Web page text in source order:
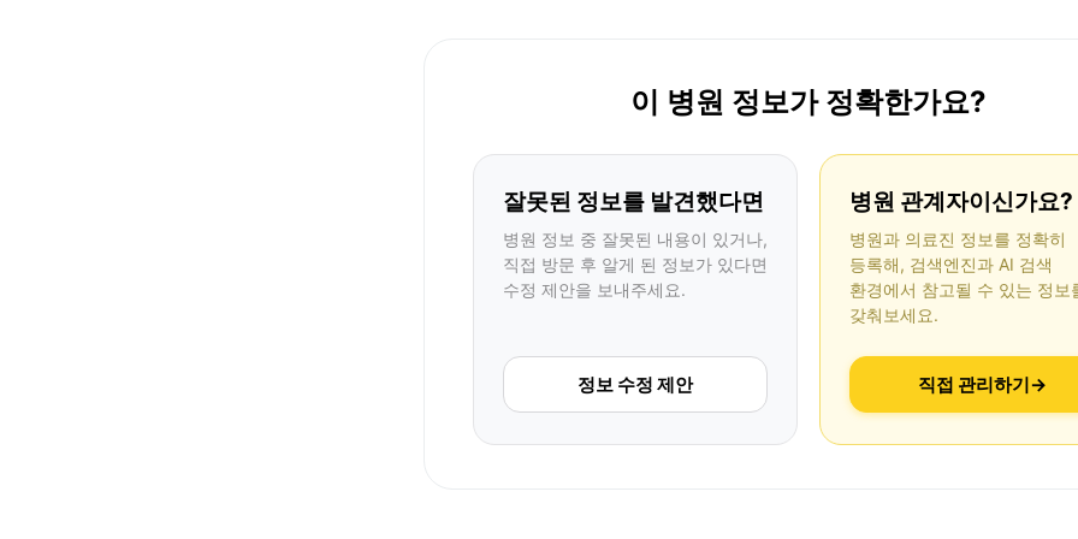
이 병원 정보가 정확한가요?
잘못된 정보를 발견했다면
병원 정보 중 잘못된 내용이 있거나,
직접 방문 후 알게 된 정보가 있다면
수정 제안을 보내주세요.
정보 수정 제안
병원 관계자이신가요?
병원과 의료진 정보를 정확히
등록해, 검색엔진과 AI 검색
환경에서 참고될 수 있는 정보
갖춰보세요.
직접 관리하기→